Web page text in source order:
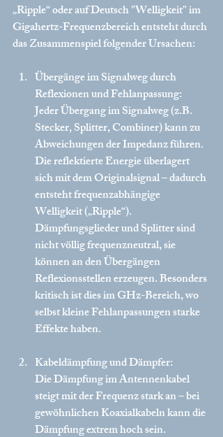
„Ripple“ oder auf Deutsch "Welligkeit" im
Gigahertz-Frequenzbereich entsteht durch
das Zusammenspiel folgender Ursachen:
Übergänge im Signalweg durch
Reflexionen und Fehlanpassung:
Jeder Übergang im Signalweg (z.B.
Stecker, Splitter, Combiner) kann zu
Abweichungen der Impedanz führen.
Die reflektierte Energie überlagert
sich mit dem Originalsignal – dadurch
entsteht frequenzabhängige
Welligkeit („Ripple“).
Dämpfungsglieder und Splitter sind
nicht völlig frequenzneutral, sie
können an den Übergängen
Reflexionsstellen erzeugen. Besonders
kritisch ist dies im GHz-Bereich, wo
selbst kleine Fehlanpassungen starke
Effekte haben.
Kabeldämpfung und Dämpfer:
Die Dämpfung im Antennenkabel
steigt mit der Frequenz stark an – bei
gewöhnlichen Koaxialkabeln kann die
Dämpfung extrem hoch sein.